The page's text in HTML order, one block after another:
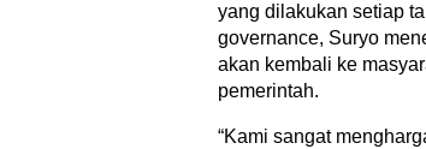
yang dilakukan setiap
governance, Suryo
akan kembali ke
pemerintah.
“Kami sangat